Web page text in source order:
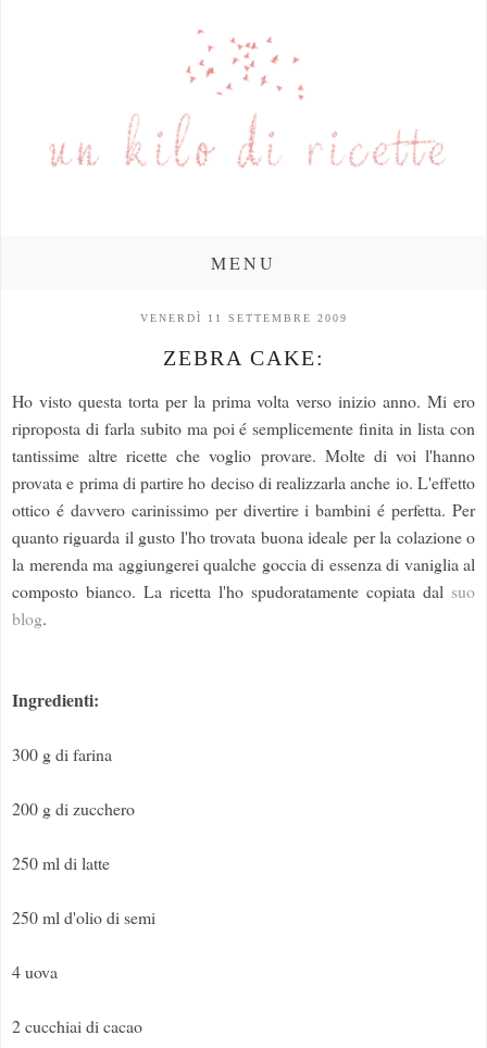
MENU
VENERDÌ 11 SETTEMBRE 2009
ZEBRA CAKE:
Ho visto questa torta per la prima volta verso inizio anno. Mi ero
riproposta di farla subito ma poi é semplicemente finita in lista con
tantissime altre ricette che voglio provare. Molte di voi l'hanno
provata e prima di partire ho deciso di realizzarla anche io. L'effetto
ottico é davvero carinissimo per divertire i bambini é perfetta. Per
quanto riguarda il gusto l'ho trovata buona ideale per la colazione o
la merenda ma aggiungerei qualche goccia di essenza di vaniglia al
composto bianco. La ricetta l'ho spudoratamente copiata dal suo
blog.
Ingredienti:
300 g di farina
200 g di zucchero
250 ml di latte
250 ml d'olio di semi
4 uova
2 cucchiai di cacao